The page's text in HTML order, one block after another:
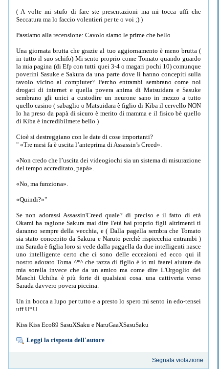
( A volte mi stufo di fare ste presentazioni ma mi tocca uffi che
Seccatura ma lo faccio volentieri per te o voi ;) )
Passiamo alla recensione: Cavolo siamo le prime che bello
Una giornata brutta che grazie al tuo aggiornamento è meno brutta (
in tutto il suo schifo) Mi sento proprio come Tomato quando guardo
la mia pagina (di Efp con tutti quei 3-4 o magari pochi 10) comunque
poverini Sasuke e Sakura da una parte dove li hanno concepiti sulla
tavolo vicino al compiuter? Percho entrambi sembrano come noi
drogati di internet e quella povera anima di Matsuidara e Sasuke
sembrano gli unici a custodire un neurone sano in mezzo a tutto
quello casino ( sabaglio o Matsuidara è figlio di Kiba il cervello NON
lo ha preso da papà di sicuro è merito di mamma e il fisico bè quello
di Kiba è incredibilmete bello )
Cioè si destreggiano con le date di cose importanti?
" «Tre mesi fa è uscita l’anteprima di Assassin’s Creed».
«Non credo che l’uscita dei videogiochi sia un sistema di misurazione
del tempo accreditato, papà».
«No, ma funziona».
«Quindi?»"
Se non adorassi Assassin'Creed quale? di preciso e il fatto di età
Okami ha ragione Sakura mai dire l'età hai proprio figli altrimenti ti
daranno sempre della vecchia, e ( Dalla pagella sembra che Tomato
sia stato concepito da Sakura e Naruto perchè rispiecchia entrambi )
ma Sarada è figlia loro si vede dalla paggella da due intelligenti nasce
uno intelligente certo che ci sono delle eccezioni ed ecco qui il
nostro adorato Toma ^*^ che razza di figlio è io mi faarei aiutare da
mia sorella invece che da un amico ma come dire L'Orgoglio dei
Maschi Uchiha è più forte di qualsiasi cosa. una cattiveria verso
Sarada davvero povera piccina.
Un in bocca a lupo per tutto e a presto lo spero mi sento in edo-tensei
uff U*U
Kiss Kiss Eco89 SasuXSaku e NaruGaaXSasuSaku
Leggi la risposta dell'autore
Segnala violazione